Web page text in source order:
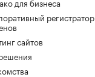
для бизнеса
регистратор
сайтов